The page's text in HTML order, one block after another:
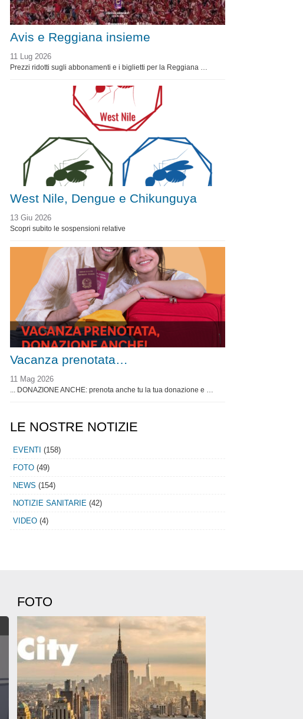
Avis e Reggiana insieme
11 Lug 2026
Prezzi ridotti sugli abbonamenti e i biglietti per la Reggiana …
West Nile, Dengue e Chikunguya
13 Giu 2026
Scopri subito le sospensioni relative
Vacanza prenotata…
11 Mag 2026
... DONAZIONE ANCHE: prenota anche tu la tua donazione e …
LE NOSTRE NOTIZIE
EVENTI (158)
FOTO (49)
NEWS (154)
NOTIZIE SANITARIE (42)
VIDEO (4)
FOTO